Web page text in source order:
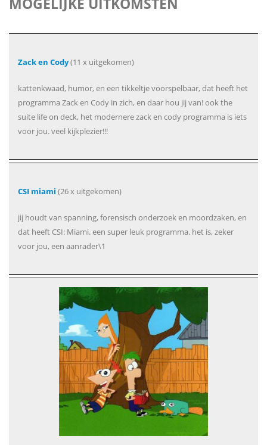
Zack en Cody(11 x uitgekomen)
kattenkwaad, humor, en een tikkeltje voorspelbaar, dat heeft het
programma Zack en Cody in zich, en daar hou jij van! ook the
suite life on deck, het modernere zack en cody programma is iets
voor jou. veel kijkplezier!!!
CSI miami (26 x uitgekomen)
jij houdt van spanning, forensisch onderzoek en moordzaken, en
dat heeft CSI: Miami. een super leuk programma. het is, zeker
voor jou, een aanrader\1